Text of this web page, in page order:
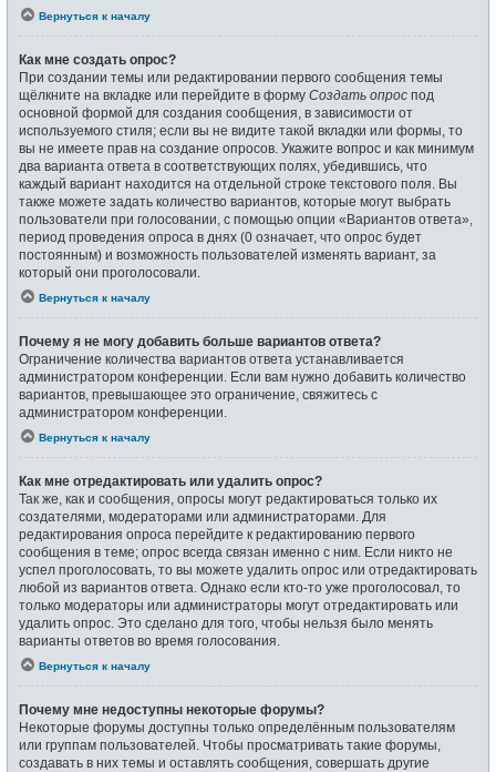
Вернуться к началу
Как мне создать опрос?
При создании темы или редактировании первого сообщения темы
щёлкните на вкладке или перейдите в форму Создать опрос под
основной формой для создания сообщения, в зависимости от
используемого стиля; если вы не видите такой вкладки или формы, то
вы не имеете прав на создание опросов. Укажите вопрос и как минимум
два варианта ответа в соответствующих полях, убедившись, что
каждый вариант находится на отдельной строке текстового поля. Вы
также можете задать количество вариантов, которые могут выбрать
пользователи при голосовании, с помощью опции «Вариантов ответа»,
период проведения опроса в днях (0 означает, что опрос будет
постоянным) и возможность пользователей изменять вариант, за
который они проголосовали.
Вернуться к началу
Почему я не могу добавить больше вариантов ответа?
Ограничение количества вариантов ответа устанавливается
администратором конференции. Если вам нужно добавить количество
вариантов, превышающее это ограничение, свяжитесь с
администратором конференции.
Вернуться к началу
Как мне отредактировать или удалить опрос?
Так же, как и сообщения, опросы могут редактироваться только их
создателями, модераторами или администраторами. Для
редактирования опроса перейдите к редактированию первого
сообщения в теме; опрос всегда связан именно с ним. Если никто не
успел проголосовать, то вы можете удалить опрос или отредактировать
любой из вариантов ответа. Однако если кто-то уже проголосовал, то
только модераторы или администраторы могут отредактировать или
удалить опрос. Это сделано для того, чтобы нельзя было менять
варианты ответов во время голосования.
Вернуться к началу
Почему мне недоступны некоторые форумы?
Некоторые форумы доступны только определённым пользователям
или группам пользователей. Чтобы просматривать такие форумы,
создавать в них темы и оставлять сообщения, совершать другие